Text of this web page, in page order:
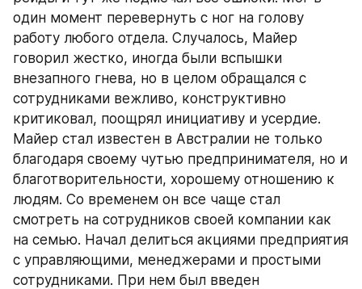
один момент перевернуть с ног на голову
работу любого отдела. Случалось, Майер
говорил жестко, иногда были вспышки
внезапного гнева, но в целом обращался с
сотрудниками вежливо, конструктивно
критиковал, поощрял инициативу и усердие.
Майер стал известен в Австралии не только
благодаря своему чутью предпринимателя, но и
благотворительности, хорошему отношению к
людям. Со временем он все чаще стал
смотреть на сотрудников своей компании как
на семью. Начал делиться акциями предприятия
с управляющими, менеджерами и простыми
сотрудниками. При нем был введен